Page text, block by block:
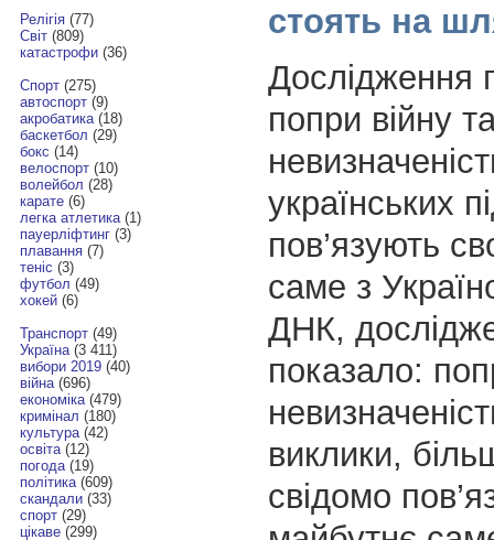
Релігія(77)
Світ(809)
катастрофи(36)
Спорт(275)
автоспорт(9)
акробатика(18)
баскетбол (29)
бокс (14)
велоспорт(10)
волейбол (28)
карате(6)
легка атлетика(1)
пауерліфтинг(3)
плавання(7)
теніс (3)
футбол (49)
хокей(6)
Транспорт(49)
Україна(3 411)
вибори 2019(40)
війна(696)
економіка(479)
кримінал (180)
культура(42)
освіта(12)
погода(19)
політика(609)
скандали(33)
спорт(29)
цікаве(299)
стоять на
Дослідження
попри війну
українських
пов’язують
саме з
ДНК,
показало:
виклики,
свідомо